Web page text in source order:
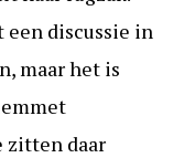
een discussie in
maar het is
zitten daar